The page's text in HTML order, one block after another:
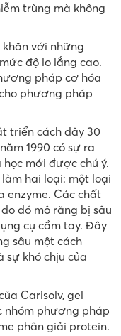
trùng mà không
với những
độ lo lắng cao.
pháp cơ hóa
phương pháp
triển cách đây 30
1990 có sự ra
mới được chú ý.
hai loại: một loại
enzyme. Các chất
đó mô răng bị sâu
cụ cầm tay. Đây
sâu một cách
sự khó chịu của
Carisolv, gel
nhóm phương pháp
phân giải protein.